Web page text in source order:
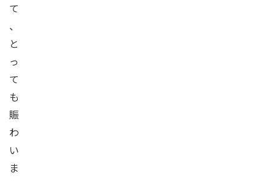
て
、
と
っ
て
も
賑
わ
い
ま